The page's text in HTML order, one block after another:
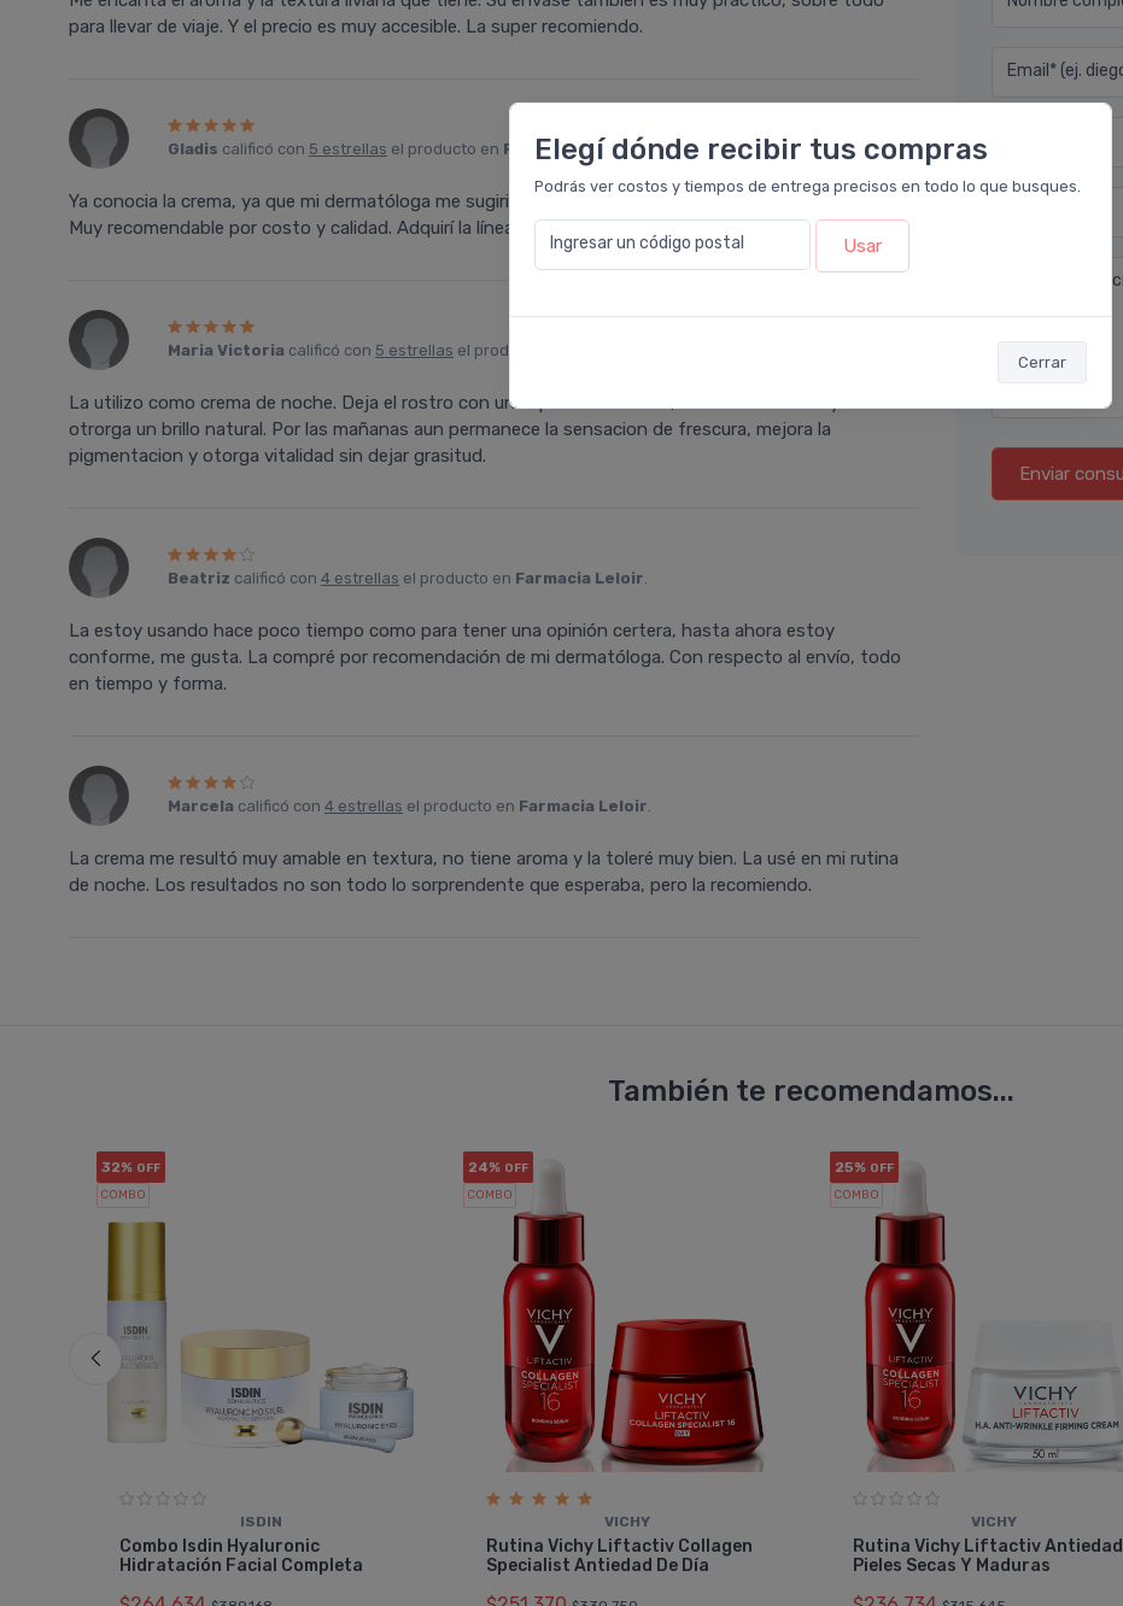
Elegí dónde recibir tus compras
Podrás ver costos y tiempos de entrega precisos en todo lo que busques.
Ingresar un código postal Usar
Cerrar
para llevar de viaje. Y el precio es muy accesible. La super recomiendo.
Gladis calificó con 5 estrellas el producto en Farmacia Leloir.
Ya conocia la crema, ya que mi dermatóloga me sugirió la marca, excelente. Tengo más de 60 años.
Muy recomendable por costo y calidad. Adquirí la línea completa.
Maria Victoria calificó con 5 estrellas el producto en
La utilizo como crema de noche. Deja el rostro con una apariencia fresca, reduce la tirantez y le
otrorga un brillo natural. Por las mañanas aun permanece la sensacion de frescura, mejora la
pigmentacion y otorga vitalidad sin dejar grasitud.
Beatriz calificó con 4 estrellas el producto en Farmacia Leloir.
La estoy usando hace poco tiempo como para tener una opinión certera, hasta ahora estoy
conforme, me gusta. La compré por recomendación de mi dermatóloga. Con respecto al envío, todo
en tiempo y forma.
Marcela calificó con 4 estrellas el producto en Farmacia Leloir.
La crema me resultó muy amable en textura, no tiene aroma y la toleré muy bien. La usé en mi rutina
de noche. Los resultados no son todo lo sorprendente que esperaba, pero la recomiendo.
Email* (ej.
Por favor
Enviar
También te recomendamos...
32% OFF
COMBO
ISDIN
Combo Isdin Hyaluronic
Hidratación Facial Completa
24% OFF
COMBO
VICHY
Rutina Vichy Liftactiv Collagen
Specialist Antiedad De Día
25% OFF
COMBO
VICHY
Rutina Vichy Liftactiv Antiedad
Pieles Secas Y Maduras